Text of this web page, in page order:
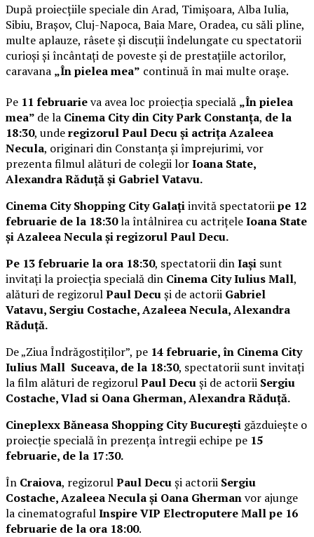
După proiecțiile speciale din Arad, Timișoara, Alba Iulia,
Sibiu, Brașov, Cluj-Napoca, Baia Mare, Oradea, cu săli pline,
multe aplauze, râsete și discuții îndelungate cu spectatorii
curioși și încântați de poveste și de prestațiile actorilor,
caravana „În pielea mea” continuă în mai multe orașe.
Pe 11 februarieva avea loc proiecția specială „În pielea
mea” de la Cinema City din City Park Constanța, de la
18:30, underegizorul Paul Decu și actrița Azaleea
Necula, originari din Constanța și împrejurimi, vor
prezenta filmul alături de colegii lorIoana State,
Alexandra Răduță și Gabriel Vatavu.
Cinema City Shopping City Galațiinvită spectatoriipe 12
februarie de la 18:30la întâlnirea cu actrițeleIoana State
și Azaleea Necula și regizorul Paul Decu.
Pe 13 februarie la ora 18:30, spectatorii dinIași sunt
invitați la proiecția specială din Cinema City Iulius Mall,
alături de regizorulPaul Decuși de actorii Gabriel
Vatavu, Sergiu Costache, Azaleea Necula, Alexandra
Răduță.
De „Ziua Îndrăgostiților”, pe 14 februarie, în Cinema City
Iulius Mall Suceava, de la 18:30, spectatorii sunt invitați
la film alături de regizorulPaul Decuși de actorii Sergiu
Costache, Vlad si Oana Gherman, Alexandra Răduță.
Cineplexx Băneasa Shopping City București găzduiește o
proiecție specială în prezența întregii echipe pe 15
februarie, de la 17:30.
În Craiova, regizorulPaul Decuși actorii Sergiu
Costache, Azaleea Necula și Oana Ghermanvor ajunge
la cinematografulInspire VIP Electroputere Mall pe 16
februarie de la ora 18:00.